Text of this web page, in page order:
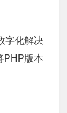
字化解决
PHP版本